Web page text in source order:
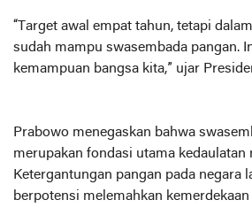
“Target awal empat tahun, tetapi
sudah mampu swasembada pangan.
kemampuan bangsa kita,” ujar
Prabowo menegaskan bahwa
merupakan fondasi utama kedaulatan
Ketergantungan pangan pada negara
berpotensi melemahkan kemerdekaan